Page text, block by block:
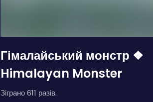
Гімалайський монстр ❖
Himalayan Monster
Зіграно 611 разів.